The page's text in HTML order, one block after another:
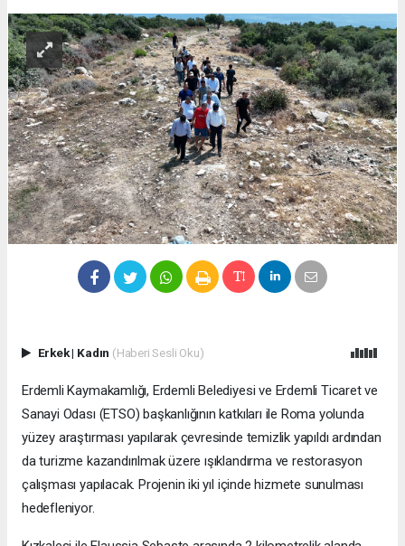
Erkek| Kadın (Haberi Sesli Oku)
Erdemli Kaymakamlığı, Erdemli Belediyesi ve Erdemli Ticaret ve
Sanayi Odası (ETSO) başkanlığının katkıları ile Roma yolunda
yüzey araştırması yapılarak çevresinde temizlik yapıldı ardından
da turizme kazandırılmak üzere ışıklandırma ve restorasyon
çalışması yapılacak. Projenin iki yıl içinde hizmete sunulması
hedefleniyor.